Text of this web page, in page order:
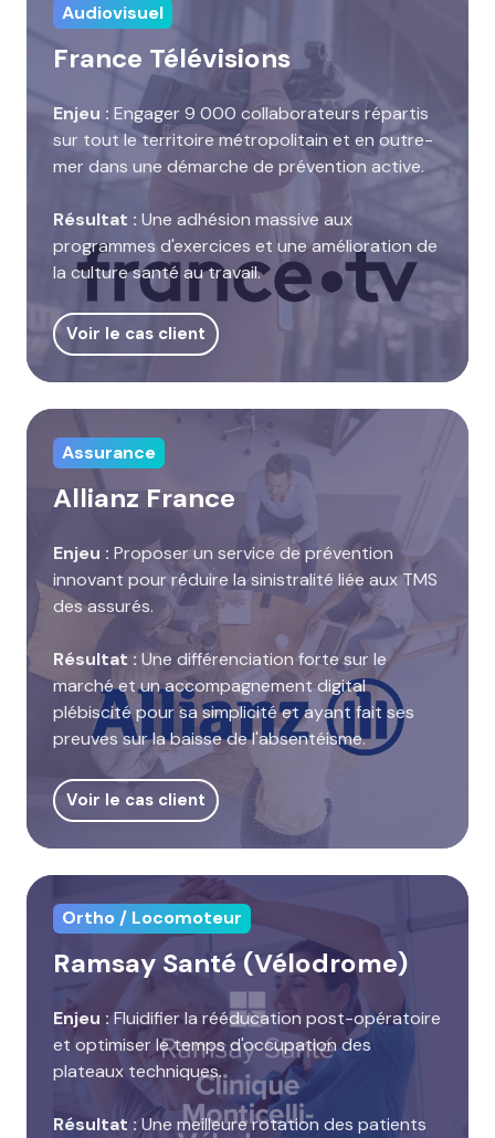
Audiovisuel
France Télévisions
Enjeu : Engager 9 000 collaborateurs répartis
sur tout le territoire métropolitain et en outre-
mer dans une démarche de prévention active.
Résultat : Une adhésion massive aux
programmes d'exercices et une amélioration de
la culture santé au travail.
Voir le cas client
Assurance
Allianz France
Enjeu : Proposer un service de prévention
innovant pour réduire la sinistralité liée aux TMS
des assurés.
Résultat :Une différenciation forte sur le
marché et un accompagnement digital
plébiscité pour sa simplicité et ayant fait ses
preuves sur la baisse de l'absentéisme.
Voir le cas client
Ortho / Locomoteur
Ramsay Santé (Vélodrome)
Enjeu :Fluidifier la rééducation post-opératoire
et optimiser le temps d'occupation des
plateaux techniques.
Résultat :Une meilleure rotation des patients